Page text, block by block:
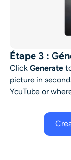
Étape 3 :
Click Generate
picture in
YouTube or